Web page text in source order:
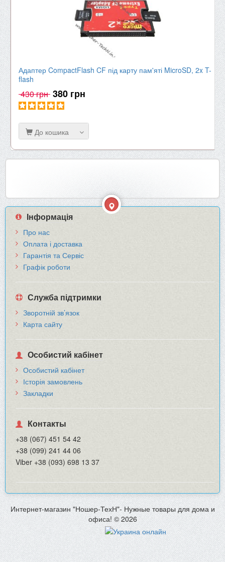
Адаптер CompactFlash CF під карту пам'яті MicroSD, 2x T-
flash
430 грн 380 грн
До кошика
Інформація
Про нас
Оплата і доставка
Гарантія та Сервіс
Графік роботи
Служба підтримки
Зворотній зв’язок
Карта сайту
Особистий кабінет
Особистий кабінет
Історія замовлень
Закладки
Контакты
+38 (067) 451 54 42
+38 (099) 241 44 06
Viber +38 (093) 698 13 37
Интернет-магазин "Ношер-ТехН"- Нужные товары для дома и
офиса! © 2026